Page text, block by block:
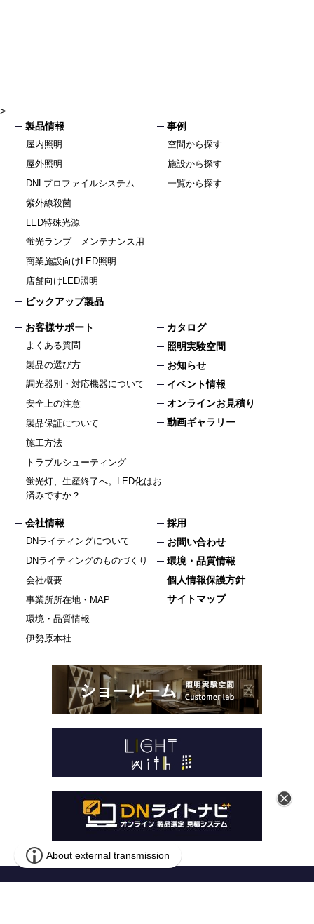
>
製品情報
屋内照明
屋外照明
DNLプロファイルシステム
紫外線殺菌
LED特殊光源
蛍光ランプ メンテナンス用
商業施設向けLED照明
店舗向けLED照明
ピックアップ製品
事例
空間から探す
施設から探す
一覧から探す
お客様サポート
よくある質問
製品の選び方
調光器別・対応機器について
安全上の注意
製品保証について
施工方法
トラブルシューティング
蛍光灯、生産終了へ。LED化はお
済みですか？
カタログ
照明実験空間
お知らせ
イベント情報
オンラインお見積り
動画ギャラリー
会社情報
DNライティングについて
DNライティングのものづくり
会社概要
事業所所在地・MAP
環境・品質情報
伊勢原本社
採用
お問い合わせ
環境・品質情報
個人情報保護方針
サイトマップ